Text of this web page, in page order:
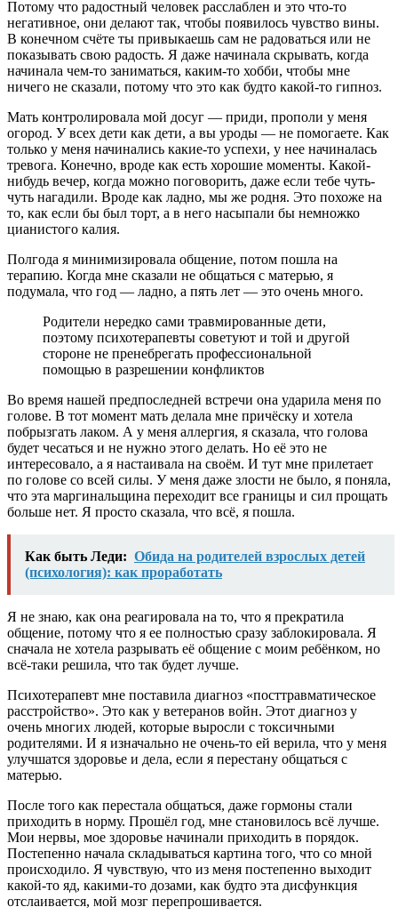
Потому что радостный человек расслаблен и это что-то
негативное, они делают так, чтобы появилось чувство вины.
В конечном счёте ты привыкаешь сам не радоваться или не
показывать свою радость. Я даже начинала скрывать, когда
начинала чем-то заниматься, каким-то хобби, чтобы мне
ничего не сказали, потому что это как будто какой-то гипноз.
Мать контролировала мой досуг — приди, прополи у меня
огород. У всех дети как дети, а вы уроды — не помогаете. Как
только у меня начинались какие-то успехи, у нее начиналась
тревога. Конечно, вроде как есть хорошие моменты. Какой-
нибудь вечер, когда можно поговорить, даже если тебе чуть-
чуть нагадили. Вроде как ладно, мы же родня. Это похоже на
то, как если бы был торт, а в него насыпали бы немножко
цианистого калия.
Полгода я минимизировала общение, потом пошла на
терапию. Когда мне сказали не общаться с матерью, я
подумала, что год — ладно, а пять лет — это очень много.
Родители нередко сами травмированные дети,
поэтому психотерапевты советуют и той и другой
стороне не пренебрегать профессиональной
помощью в разрешении конфликтов
Во время нашей предпоследней встречи она ударила меня по
голове. В тот момент мать делала мне причёску и хотела
побрызгать лаком. А у меня аллергия, я сказала, что голова
будет чесаться и не нужно этого делать. Но её это не
интересовало, а я настаивала на своём. И тут мне прилетает
по голове со всей силы. У меня даже злости не было, я поняла,
что эта маргинальщина переходит все границы и сил прощать
больше нет. Я просто сказала, что всё, я пошла.
Как быть Леди: Обида на родителей взрослых детей
(психология): как проработать
Я не знаю, как она реагировала на то, что я прекратила
общение, потому что я ее полностью сразу заблокировала. Я
сначала не хотела разрывать её общение с моим ребёнком, но
всё-таки решила, что так будет лучше.
Психотерапевт мне поставила диагноз «посттравматическое
расстройство». Это как у ветеранов войн. Этот диагноз у
очень многих людей, которые выросли с токсичными
родителями. И я изначально не очень-то ей верила, что у меня
улучшатся здоровье и дела, если я перестану общаться с
матерью.
После того как перестала общаться, даже гормоны стали
приходить в норму. Прошёл год, мне становилось всё лучше.
Мои нервы, мое здоровье начинали приходить в порядок.
Постепенно начала складываться картина того, что со мной
происходило. Я чувствую, что из меня постепенно выходит
какой-то яд, какими-то дозами, как будто эта дисфункция
отслаивается, мой мозг перепрошивается.